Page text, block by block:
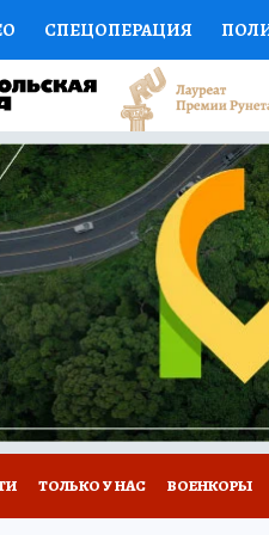
СПЕЦОПЕРАЦИЯ
НАУКА СПОРТ
ДОКТОР
ПРОГНОЗЫ НА СПОРТ
НЕДВИЖИМОСТЬ
ТЕСТЫ НОВОЕ
ТОЛЬКО У НАС ВОЕНКОРЫ